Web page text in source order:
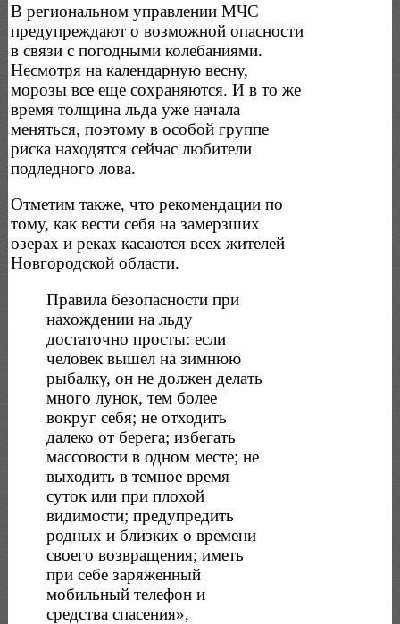
В региональном управлении МЧС
предупреждают о возможной опасности
в связи с погодными колебаниями.
Несмотря на календарную весну,
морозы все еще сохраняются. И в то же
время толщина льда уже начала
меняться, поэтому в особой группе
риска находятся сейчас любители
подледного лова.
Отметим также, что рекомендации по
тому, как вести себя на замерзших
озерах и реках касаются всех жителей
Новгородской области.
Правила безопасности при
нахождении на льду
достаточно просты: если
человек вышел на зимнюю
рыбалку, он не должен делать
много лунок, тем более
вокруг себя; не отходить
далеко от берега; избегать
массовости в одном месте; не
выходить в темное время
суток или при плохой
видимости; предупредить
родных и близких о времени
своего возвращения; иметь
при себе заряженный
мобильный телефон и
средства спасения»,